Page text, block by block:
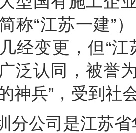
称“江苏一建”
经变更，但“
泛认同，被誉
神兵”，受到社
公司是江苏省